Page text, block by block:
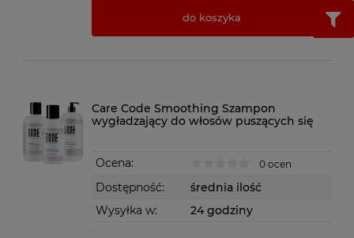
do koszyka
Care Code Smoothing Szampon
wygładzający do włosów puszących się
Ocena: 0 ocen
Dostępność:
średnia ilość
Wysyłka w:
24 godziny